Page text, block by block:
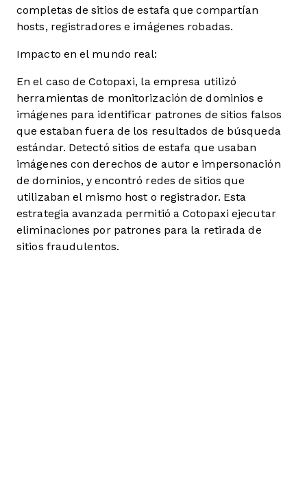
completas de sitios de estafa que compartían
hosts, registradores e imágenes robadas.
Impacto en el mundo real:
En el caso de Cotopaxi, la empresa utilizó
herramientas de monitorización de dominios e
imágenes para identificar patrones de sitios falsos
que estaban fuera de los resultados de búsqueda
estándar. Detectó sitios de estafa que usaban
imágenes con derechos de autor e impersonación
de dominios, y encontró redes de sitios que
utilizaban el mismo host o registrador. Esta
estrategia avanzada permitió a Cotopaxi ejecutar
eliminaciones por patrones para la retirada de
sitios fraudulentos.